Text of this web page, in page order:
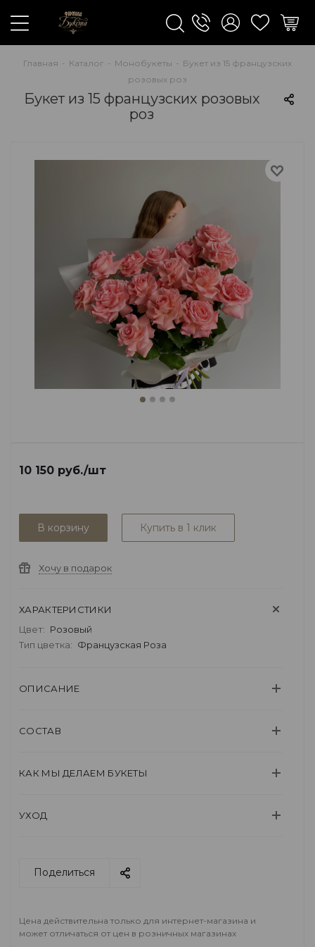
Главная - Каталог - Монобукеты - Букет из 15 французских
розовых роз
Букет из 15 французских розовых
роз
10 150 руб./шт
В корзину Купить в 1 клик
Хочу в подарок
ХАРАКТЕРИСТИКИ
Цвет: Розовый
Тип цветка: Французская Роза
ОПИСАНИЕ
СОСТАВ
КАК МЫ ДЕЛАЕМ БУКЕТЫ
УХОД
Поделиться
Цена действительна только для интернет-магазина и
может отличаться от цен в розничных магазинах